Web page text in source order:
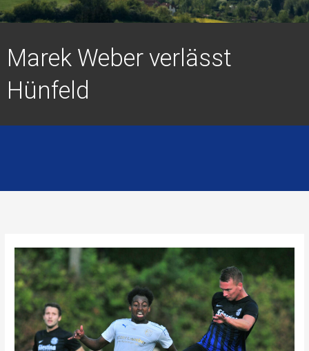
Marek Weber verlässt
Hünfeld